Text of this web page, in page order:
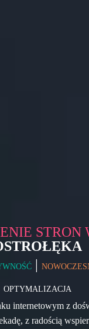
STRON
|
OPTYMALIZACJA
internetowym z
z radością